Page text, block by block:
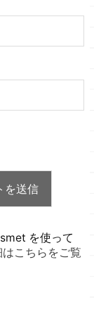
を使って
こちらをご覧